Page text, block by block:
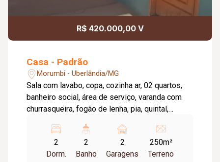
R$ 420.000,00 V
Casa - Padrão
Morumbi - Uberlândia/MG
Sala com lavabo, copa, cozinha ar, 02 quartos,
banheiro social, área de serviço, varanda com
churrasqueira, fogão de lenha, pia, quintal,
cozinha,0 2 quartos, garagem 02 carros, portão
eletrônico.
2
Dorm.
2
Banho
2
Garagens
250m²
Terreno